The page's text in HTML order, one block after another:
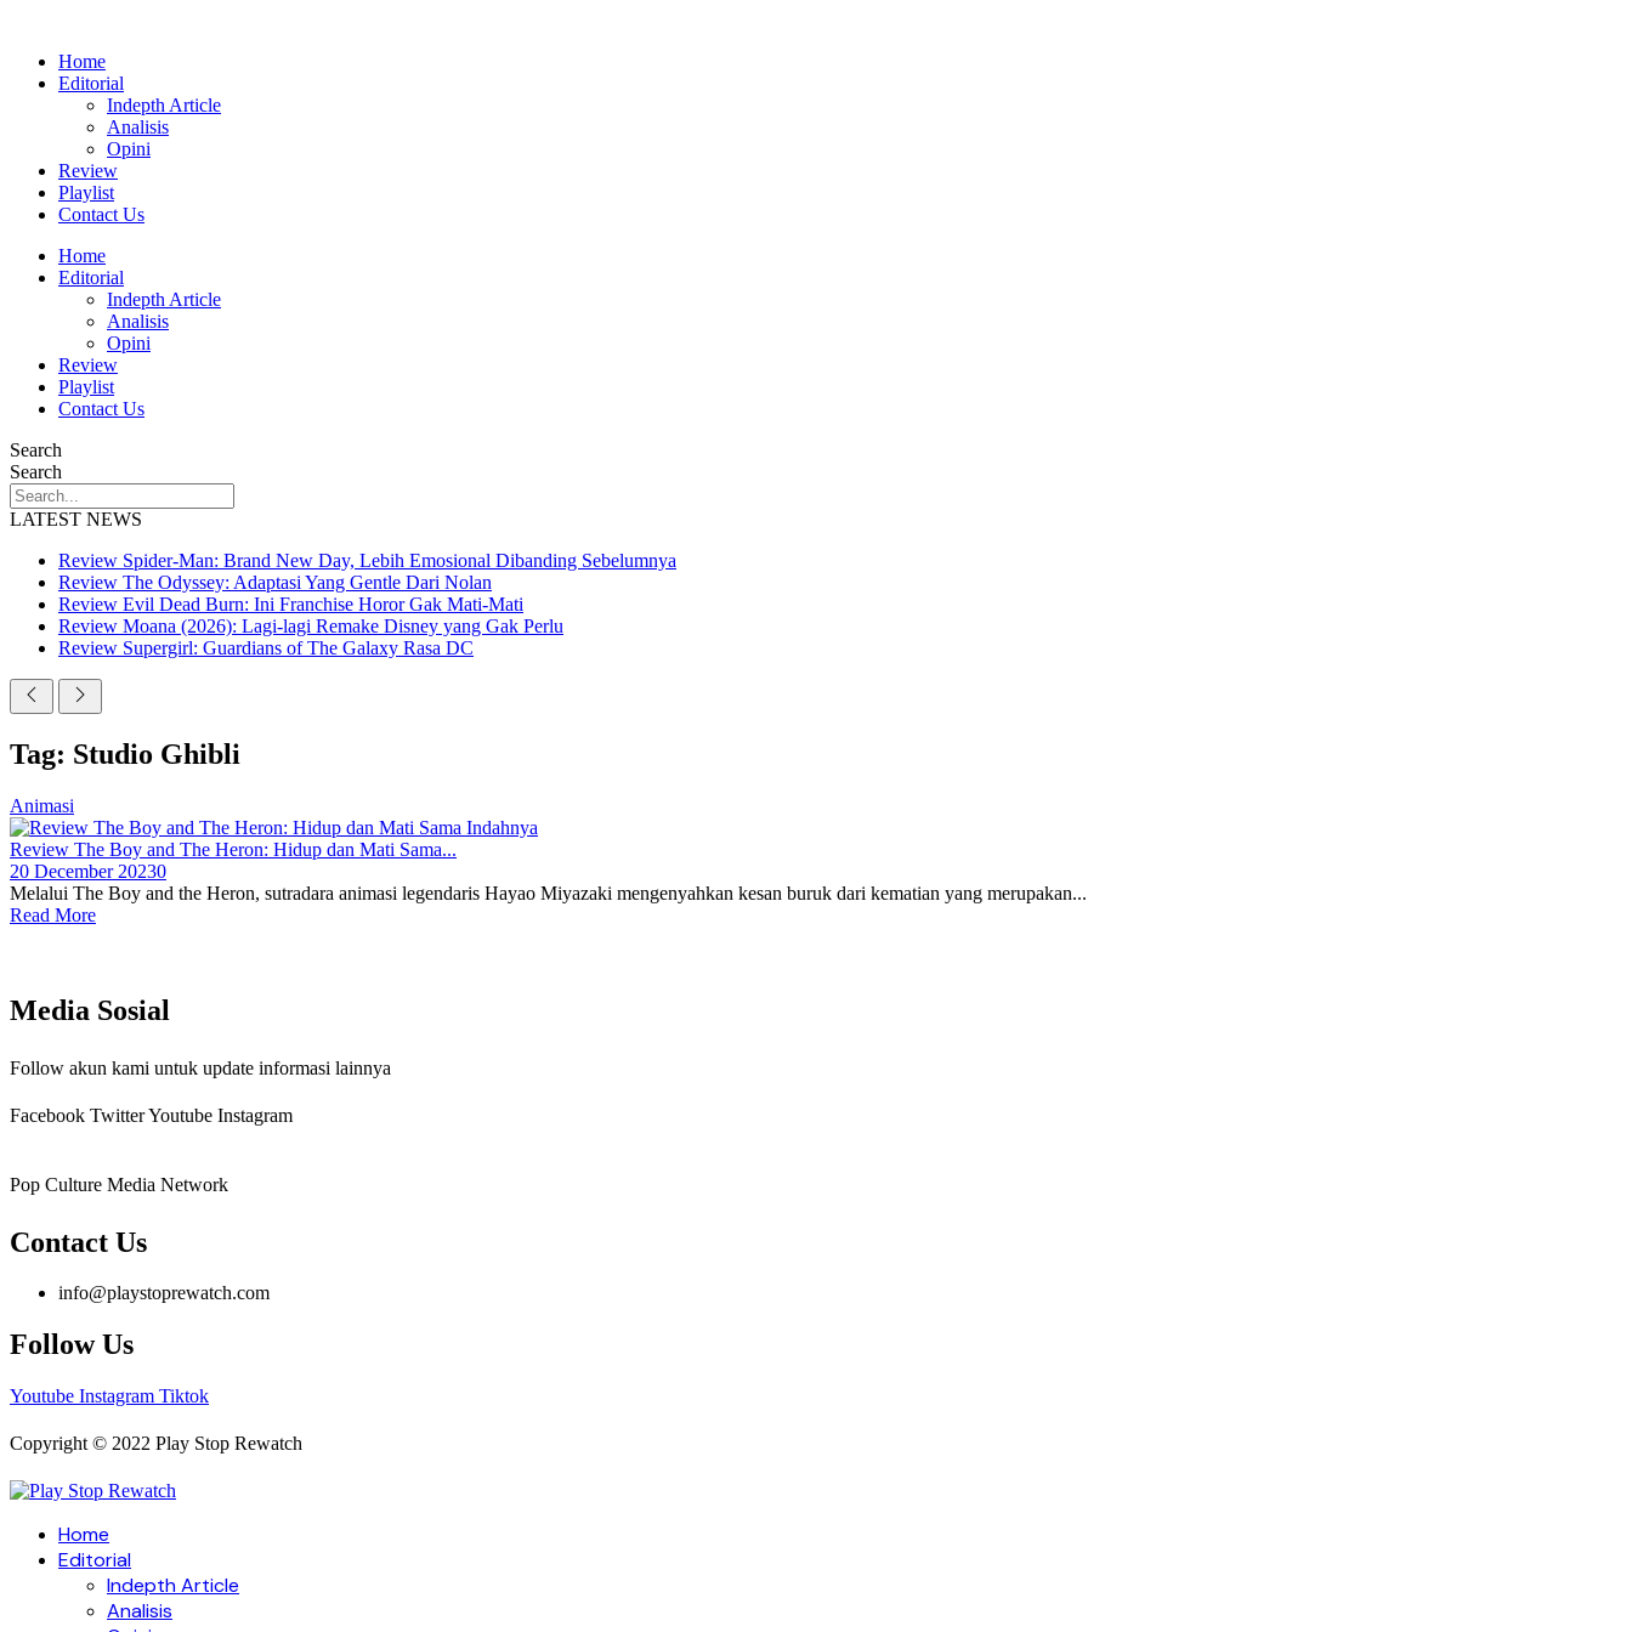
Home
Editorial
Indepth Article
Analisis
Opini
Review
Playlist
Contact Us
Home
Editorial
Indepth Article
Analisis
Opini
Review
Playlist
Contact Us
Search
Search
LATEST NEWS
Review Spider-Man: Brand New Day, Lebih Emosional Dibanding Sebelumnya
Review The Odyssey: Adaptasi Yang Gentle Dari Nolan
Review Evil Dead Burn: Ini Franchise Horor Gak Mati-Mati
Review Moana (2026): Lagi-lagi Remake Disney yang Gak Perlu
Review Supergirl: Guardians of The Galaxy Rasa DC
Tag: Studio Ghibli
Animasi
Review The Boy and The Heron: Hidup dan Mati Sama...
20 December 20230
Melalui The Boy and the Heron, sutradara animasi legendaris Hayao Miyazaki mengenyahkan kesan buruk dari kematian yang merupakan...
Read More
Media Sosial
Follow akun kami untuk update informasi lainnya
Facebook TwitterYoutube Instagram
Pop Culture Media Network
Contact Us
info@playstoprewatch.com
Follow Us
Youtube Instagram Tiktok
Copyright © 2022 Play Stop Rewatch
Home
Editorial
Indepth Article
Analisis